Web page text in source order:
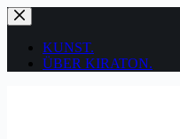
Zum
Inhalt
springenKUNST.
ÜBER KIRATON.